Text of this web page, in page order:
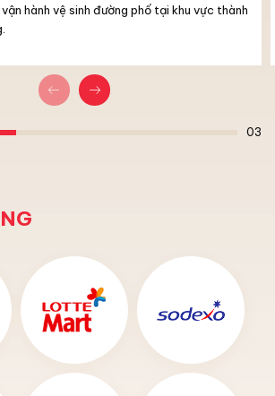
hành vệ sinh đường phố tại khu vực thành
03